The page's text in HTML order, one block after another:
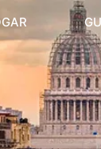
(current)